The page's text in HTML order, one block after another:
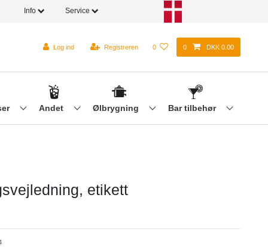
Info Service
Log ind Registreren 0 0 DKK 0.00
Andet Ølbrygning Bar tilbehør
etikett